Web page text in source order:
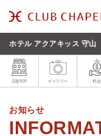
ホテル アクアキッス 守山
店舗TOP ギャラリー 料金
お知らせ